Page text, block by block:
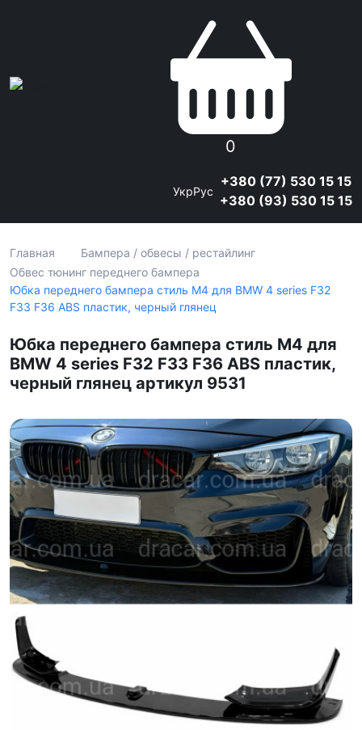
0
УкрРус
+380 (77) 530 15 15
+380 (93) 530 15 15
Главная
Бампера / обвесы / рестайлинг
Обвес тюнинг переднего бампера
Юбка переднего бампера стиль M4 для BMW 4 series F32
F33 F36 ABS пластик, черный глянец
Юбка переднего бампера стиль M4 для
BMW 4 series F32 F33 F36 ABS пластик,
черный глянец артикул 9531